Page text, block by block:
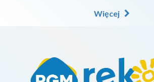
Więcej